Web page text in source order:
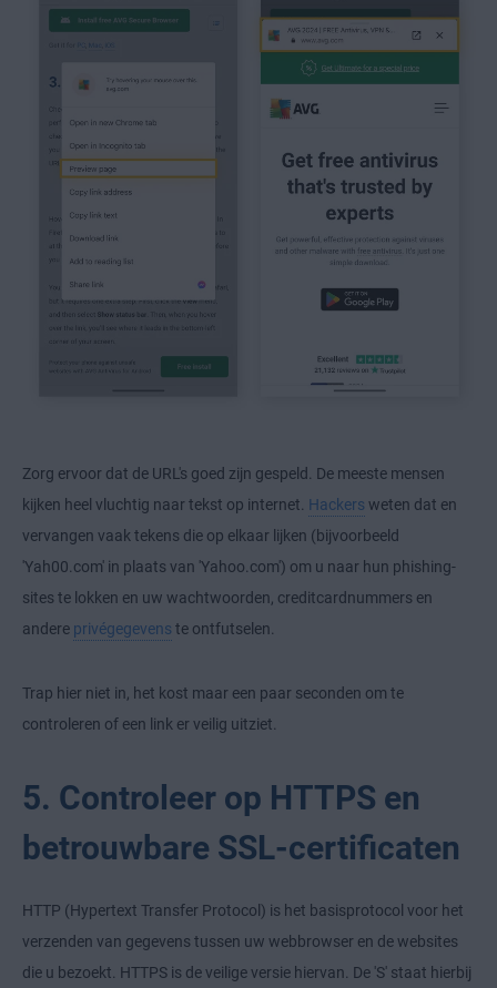
Zorg ervoor dat de URL's goed zijn gespeld. De meeste mensen
kijken heel vluchtig naar tekst op internet. Hackers weten dat en
vervangen vaak tekens die op elkaar lijken (bijvoorbeeld
'Yah00.com' in plaats van 'Yahoo.com') om u naar hun phishing-
sites te lokken en uw wachtwoorden, creditcardnummers en
andere privégegevens te ontfutselen.
Trap hier niet in, het kost maar een paar seconden om te
controleren of een link er veilig uitziet.
5. Controleer op HTTPS en
betrouwbare SSL-certificaten
HTTP (Hypertext Transfer Protocol) is het basisprotocol voor het
verzenden van gegevens tussen uw webbrowser en de websites
die u bezoekt. HTTPS is de veilige versie hiervan. De 'S' staat hierbij